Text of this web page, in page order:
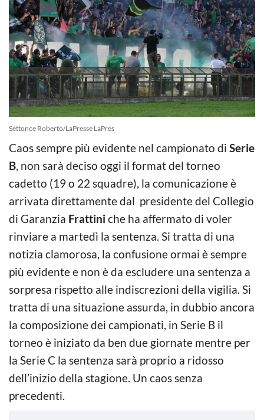
Settonce Roberto/LaPresse LaPres
Caos sempre più evidente nel campionato di Serie
B, non sarà deciso oggi il format del torneo
cadetto (19 o 22 squadre), la comunicazione è
arrivata direttamente dal presidente del Collegio
di Garanzia Frattini che ha affermato di voler
rinviare a martedì la sentenza. Si tratta di una
notizia clamorosa, la confusione ormai è sempre
più evidente e non è da escludere una sentenza a
sorpresa rispetto alle indiscrezioni della vigilia. Si
tratta di una situazione assurda, in dubbio ancora
la composizione dei campionati, in Serie B il
torneo è iniziato da ben due giornate mentre per
la Serie C la sentenza sarà proprio a ridosso
dell’inizio della stagione. Un caos senza
precedenti.